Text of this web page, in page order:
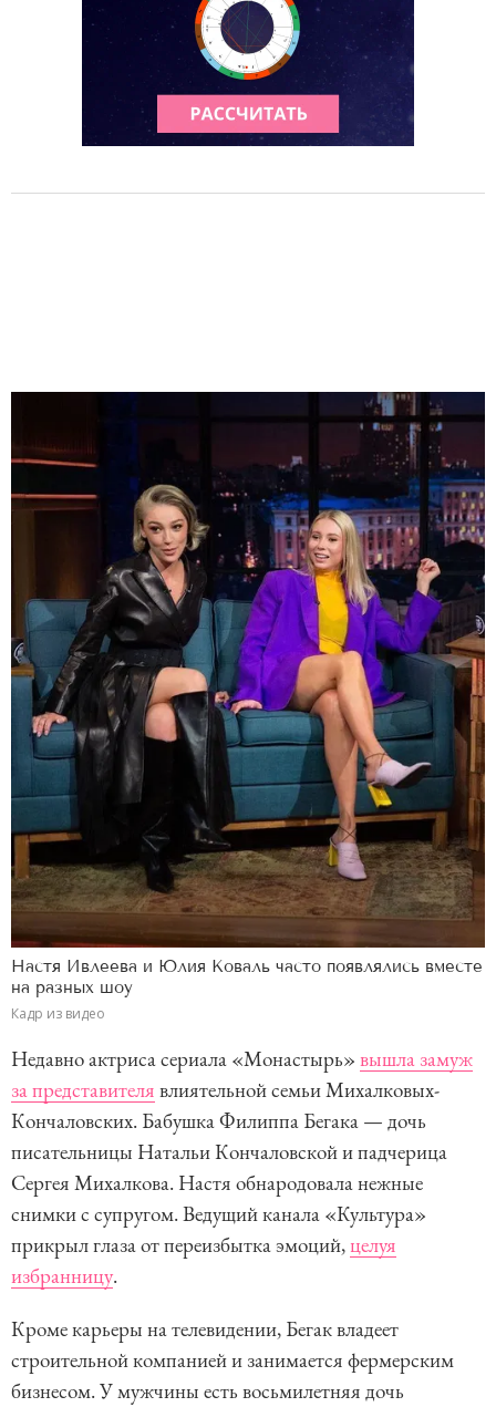
Настя Ивлеева и Юлия Коваль часто появлялись вместе
на разных шоу
Кадр из видео
Недавно актриса сериала «Монастырь» вышла замуж
за представителя влиятельной семьи Михалковых-
Кончаловских. Бабушка Филиппа Бегака — дочь
писательницы Натальи Кончаловской и падчерица
Сергея Михалкова. Настя обнародовала нежные
снимки с супругом. Ведущий канала «Культура»
прикрыл глаза от переизбытка эмоций,целуя
избранницу.
Кроме карьеры на телевидении, Бегак владеет
строительной компанией и занимается фермерским
бизнесом. У мужчины есть восьмилетняя дочь